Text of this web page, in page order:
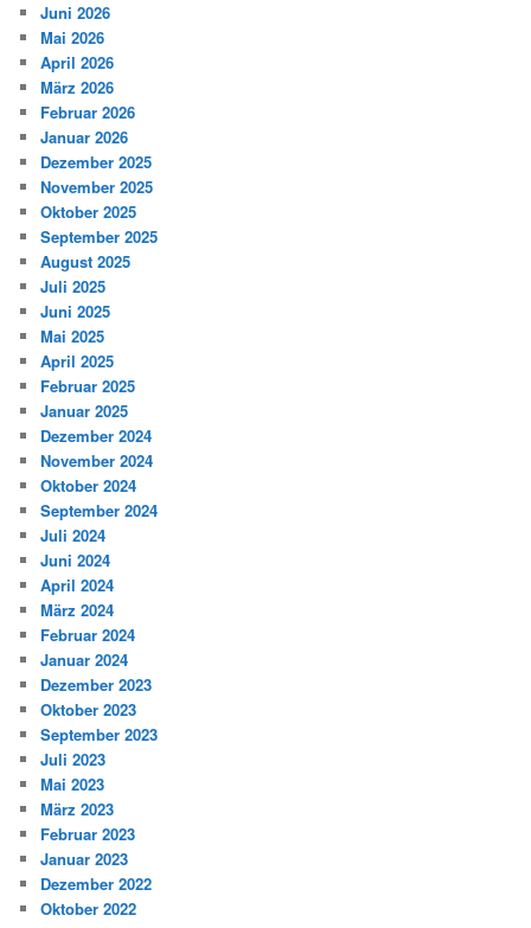
Juni 2026
Mai 2026
April 2026
März 2026
Februar 2026
Januar 2026
Dezember 2025
November 2025
Oktober 2025
September 2025
August 2025
Juli 2025
Juni 2025
Mai 2025
April 2025
Februar 2025
Januar 2025
Dezember 2024
November 2024
Oktober 2024
September 2024
Juli 2024
Juni 2024
April 2024
März 2024
Februar 2024
Januar 2024
Dezember 2023
Oktober 2023
September 2023
Juli 2023
Mai 2023
März 2023
Februar 2023
Januar 2023
Dezember 2022
Oktober 2022